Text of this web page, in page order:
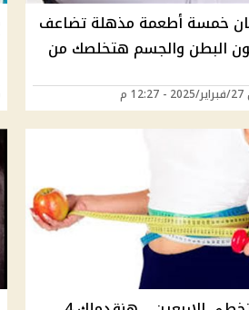
خمسة أطعمة مذهلة تضاعف
البطن والجسم هتخلصك من